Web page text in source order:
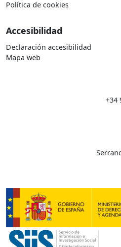
Política de cookies
Accesibilidad
Declaración accesibilidad
Mapa web
+34